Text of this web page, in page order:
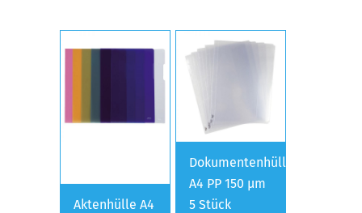
Aktenhülle A4
Dokumentenhülle
A4 PP 150 µm
5 Stück